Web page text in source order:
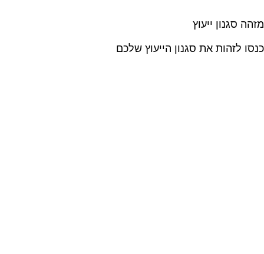
מזהה סגנון ייעוץ
כנסו לזהות את סגנון הייעוץ שלכם